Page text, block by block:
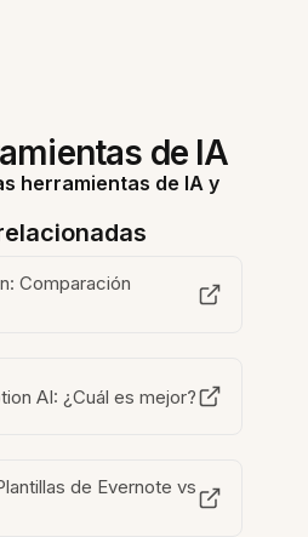
de IA
herramientas de IA y
Comparación
AI: ¿Cuál es mejor?
de Evernote vs